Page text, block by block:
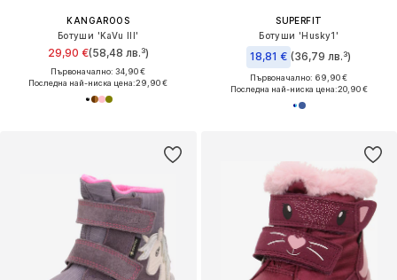
KANGAROOS
Ботуши 'KaVu III'
29,90 €(58,48 лв.³)
Първоначално: 34,90 €
Последна най-ниска цена:29,90 €
SUPERFIT
Ботуши 'Husky1'
18,81 € (36,79 лв.³)
Първоначално: 69,90 €
Последна най-ниска цена:20,90 €